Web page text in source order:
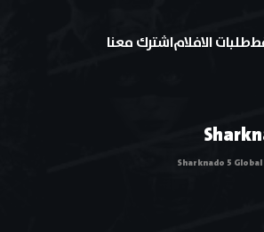
طلبات الافلاماشترك معنا
Sharknado 5